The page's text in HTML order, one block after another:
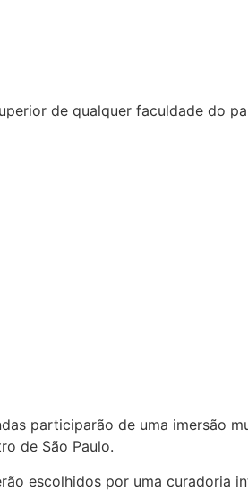
de qualquer faculdade do
participarão de uma imersão
de São Paulo.
escolhidos por uma curadoria